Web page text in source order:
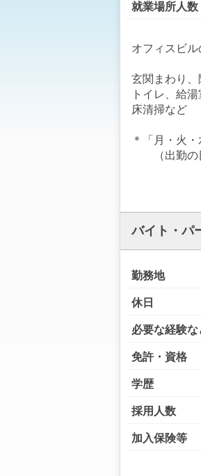
就業場所人数
オフィスビ
玄関まわり、
トイレ、給
床清掃など
＊「月・火
（出勤の日
バイト・パ
勤務地
休日
必要な経験な
免許・資格
学歴
採用人数
加入保険等